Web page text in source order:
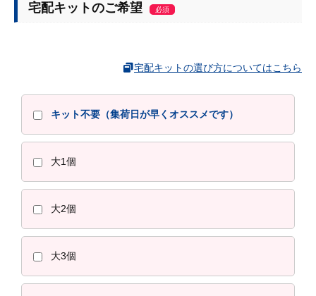
宅配キットのご希望 必須
宅配キットの選び方についてはこちら
キット不要（集荷日が早くオススメです）
大1個
大2個
大3個